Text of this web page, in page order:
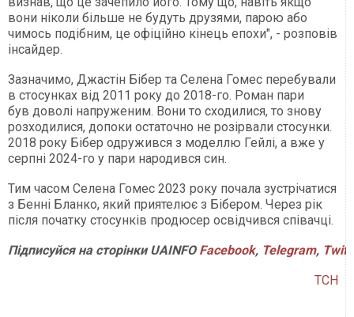
вони ніколи більше не будуть друзями, парою або
чимось подібним, це офіційно кінець епохи", - розповів
інсайдер.
Зазначимо, Джастін Бібер та Селена Гомес перебували
в стосунках від 2011 року до 2018-го. Роман пари
був доволі напруженим. Вони то сходилися, то знову
розходилися, допоки остаточно не розірвали стосунки.
2018 року Бібер одружився з моделлю Гейлі, а вже у
серпні 2024-го у пари народився син.
Тим часом Селена Гомес 2023 року почала зустрічатися
з Бенні Бланко, який приятелює з Бібером. Через рік
після початку стосунків продюсер освідчився співачці.
Підписуйся на сторінки UAINFO Facebook, Telegram,
ТСН